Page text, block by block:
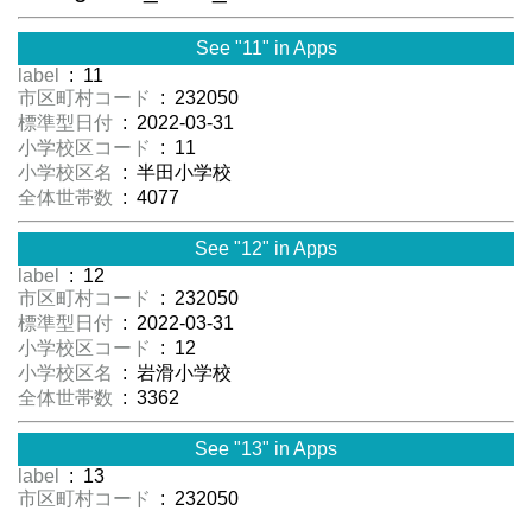
See "11" in Apps
label
: 11
市区町村コード
: 232050
標準型日付 : 2022-03-31
小学校区コード
: 11
小学校区名
: 半田小学校
全体世帯数 : 4077
See "12" in Apps
label
: 12
市区町村コード
: 232050
標準型日付 : 2022-03-31
小学校区コード
: 12
小学校区名
: 岩滑小学校
全体世帯数 : 3362
See "13" in Apps
label
: 13
市区町村コード
: 232050